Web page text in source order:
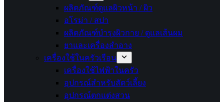
ผลิตภัณฑ์ดูแลผิวหน้า / ผิว
อโรม่า / สปา
ผลิตภัณฑ์บำรุงผิวกาย / ดูแลเส้นผม
ยาและเครื่องสำอาง
เครื่องใช้ในครัวเรือน
เครื่องใช้ไฟฟ้าในครัว
อุปกรณ์สำหรับสัตว์เลี้ยง
อุปกรณ์ตกแต่งสวน